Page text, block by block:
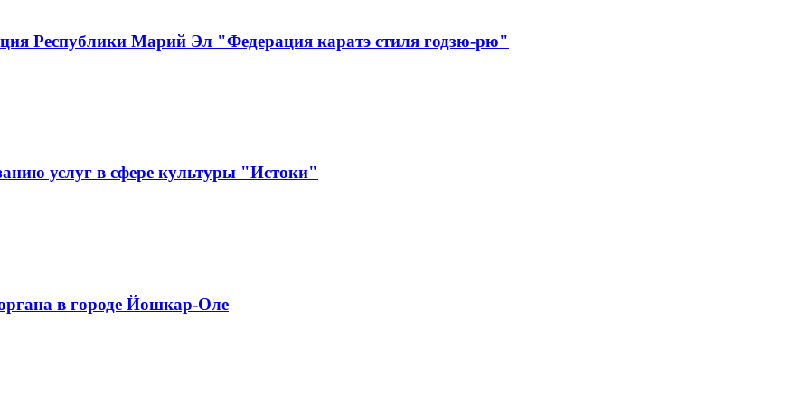
Республики Марий Эл "Федерация каратэ стиля годзю-рю"
услуг в сфере культуры "Истоки"
в городе Йошкар-Оле